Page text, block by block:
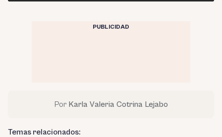
PUBLICIDAD
Por Karla Valeria Cotrina Lejabo
Temas relacionados: